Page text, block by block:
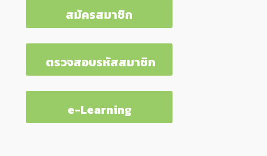
สมัครสมาชิก
ตรวจสอบรหัสสมาชิก
e-Learning